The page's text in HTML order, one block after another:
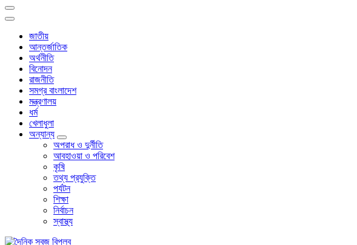
জাতীয়
আন্তর্জাতিক
অর্থনীতি
বিনোদন
রাজনীতি
সমগ্র বাংলাদেশ
মন্ত্রণালয়
ধর্ম
খেলাধুলা
অন্যান্য
অপরাধ ও দুর্নীতি
আবহাওয়া ও পরিবেশ
কৃষি
তথ্য প্রযুক্তি
পর্যটন
শিক্ষা
নির্বাচন
স্বাস্থ্য